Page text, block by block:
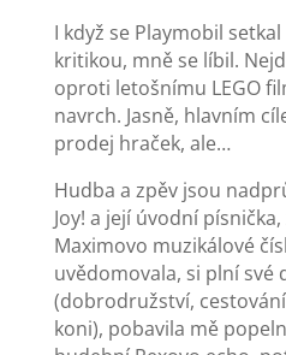
I když se Playmobil
kritikou, mně se líbil.
oproti letošnímu LEGO
navrch. Jasně, hlavním
prodej hraček, ale…
Hudba a zpěv jsou
Joy! a její úvodní
Maximovo muzikálové
uvědomovala, si plní své
(dobrodružství,
koni), pobavila mě